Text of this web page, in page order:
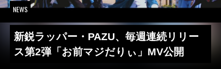
NEWS
新鋭ラッパー・PAZU、毎週連続リリー
ス第2弾「お前マジだりぃ」MV公開